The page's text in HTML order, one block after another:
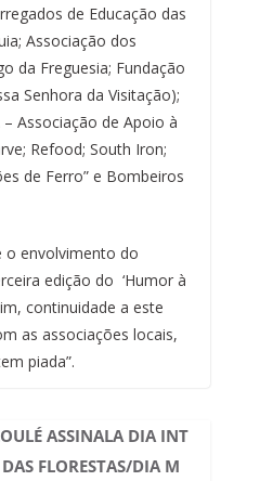
de Educação das
Associação dos
da Freguesia; Fundação
Senhora da Visitação);
– Associação de Apoio à
Refood; South Iron;
de Ferro” e Bombeiros
o envolvimento do
edição do ‘Humor à
continuidade a este
as associações locais,
piada”.
ASSINALA DIA INT
FLORESTAS/DIA M